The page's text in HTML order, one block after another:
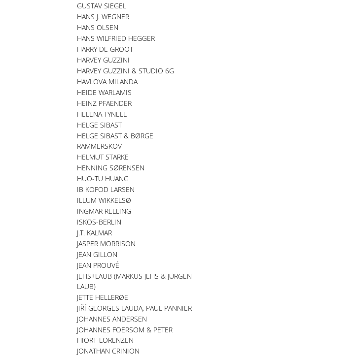
GUSTAV SIEGEL
HANS J. WEGNER
HANS OLSEN
HANS WILFRIED HEGGER
HARRY DE GROOT
HARVEY GUZZINI
HARVEY GUZZINI & STUDIO 6G
HAVLOVA MILANDA
HEIDE WARLAMIS
HEINZ PFAENDER
HELENA TYNELL
HELGE SIBAST
HELGE SIBAST & BØRGE
RAMMERSKOV
HELMUT STARKE
HENNING SØRENSEN
HUO-TU HUANG
IB KOFOD LARSEN
ILLUM WIKKELSØ
INGMAR RELLING
ISKOS-BERLIN
J.T. KALMAR
JASPER MORRISON
JEAN GILLON
JEAN PROUVÉ
JEHS+LAUB (MARKUS JEHS & JÜRGEN
LAUB)
JETTE HELLERØE
JIŘÍ GEORGES LAUDA, PAUL PANNIER
JOHANNES ANDERSEN
JOHANNES FOERSOM & PETER
HIORT-LORENZEN
JONATHAN CRINION